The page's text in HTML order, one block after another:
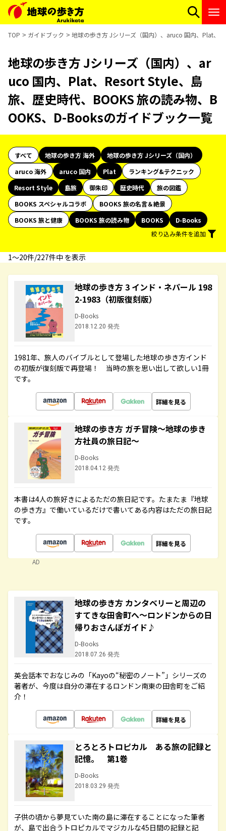
TOP ガイドブック 地球の歩き方 Jシリーズ（国内）、aruco 国内、Plat、
地球の歩き方 Jシリーズ（国内）、ar
uco 国内、Plat、Resort Style、島
旅、歴史時代、BOOKS 旅の読み物、B
OOKS、D-Booksのガイドブック一覧
すべて 地球の歩き方 海外
地球の歩き方 Jシリーズ（国内）
aruco 海外
aruco 国内 Plat
ランキング&テクニック
Resort Style
島旅 御朱印 歴史時代
旅の図鑑
BOOKS スペシャルコラボ
BOOKS 旅の名言＆絶景
BOOKS 旅と健康
BOOKS 旅の読み物 BOOKS
D-Books
絞り込み条件を追加
1〜20件/227件中 を表示
地球の歩き方 3 インド・ネパール 198
2-1983（初版復刻版）
D-Books
2018.12.20 発売
1981年、旅人のバイブルとして登場した地球の歩き方インド
の初版が復刻版で再登場！ 当時の旅を思い出して欲しい1冊
です。
詳細を見る
地球の歩き方 ガチ冒険～地球の歩き
方社員の旅日記～
D-Books
2018.04.12 発売
本書は4人の旅好きによるただの旅日記です。たまたま『地球
の歩き方』で働いているだけで書いてある内容はただの旅日記
です。
詳細を見る
AD
地球の歩き方 カンタベリーと周辺の
すてきな田舎町へ～ロンドンからの日
帰りおさんぽガイド♪
D-Books
2018.07.26 発売
英会話本でおなじみの「Kayoの“秘密のノート”」シリーズの
著者が、今度は自分の滞在するロンドン南東の田舎町をご紹
介！
詳細を見る
とろとろトロピカル ある旅の記録と
記憶。 第1巻
D-Books
2018.03.29 発売
子供の頃から夢見ていた南の島に滞在することになった筆者
が、島で出合うトロピカルでマジカルな45日間の記録と記